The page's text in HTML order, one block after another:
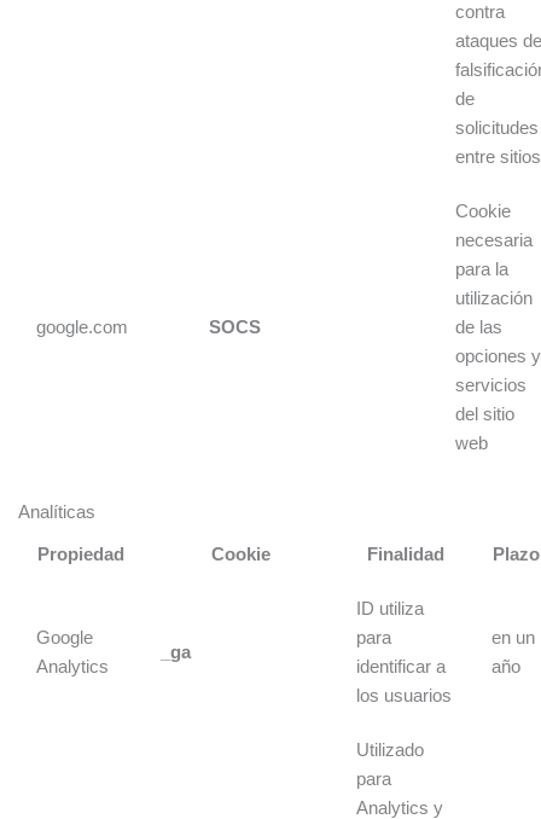
contra
ataques
de
solicitudes
entre
google.com SOCS
Cookie
necesaria
para la
utilización
de las
opciones y
servicios
del sitio
web
Analíticas
Propiedad Cookie Finalidad Plazo
Google
Analytics
_ga
ID utiliza
para
identificar a
los usuarios
en un
año
Utilizado
para
Analytics y